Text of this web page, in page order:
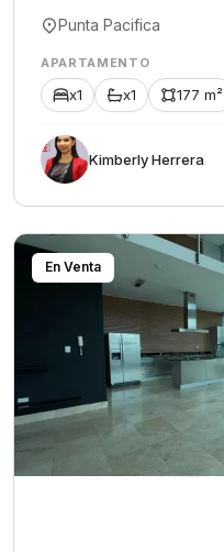
Punta Pacifica
APARTAMENTO
x1 x1 177 m²
Kimberly Herrera
En Venta